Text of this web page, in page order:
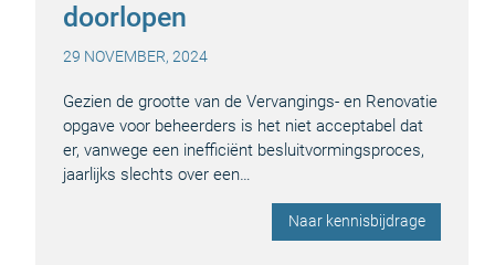
doorlopen
29 NOVEMBER, 2024
Gezien de grootte van de Vervangings- en Renovatie
opgave voor beheerders is het niet acceptabel dat
er, vanwege een inefficiënt besluitvormingsproces,
jaarlijks slechts over een…
Naar kennisbijdrage